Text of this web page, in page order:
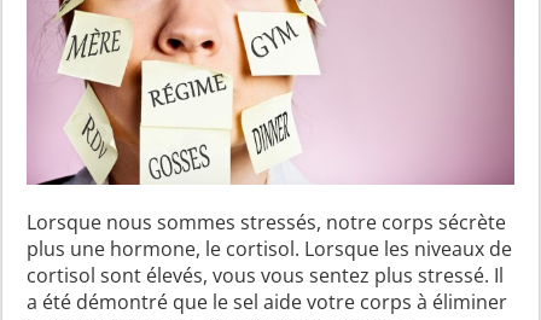
Lorsque nous sommes stressés, notre corps sécrète
plus une hormone, le cortisol. Lorsque les niveaux de
cortisol sont élevés, vous vous sentez plus stressé. Il
a été démontré que le sel aide votre corps à éliminer